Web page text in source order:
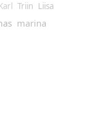
Triin Liisa
marina